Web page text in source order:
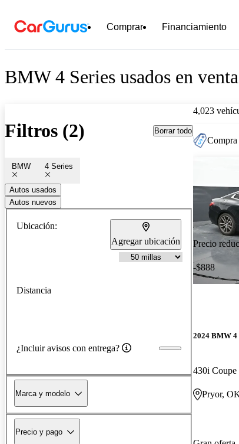
Comprar Financiamiento
BMW 4 Series usados en
Filtros (2) Borrar todo
BMW 4 Series
Autos usados
Autos nuevos
Ubicación:
Agregar ubicación
Distancia
¿Incluir avisos con entrega?
Marca y modelo
Precio y pago
4,023
Compra
Precio
-$888
2024 BMW 4
430i
Pryor,